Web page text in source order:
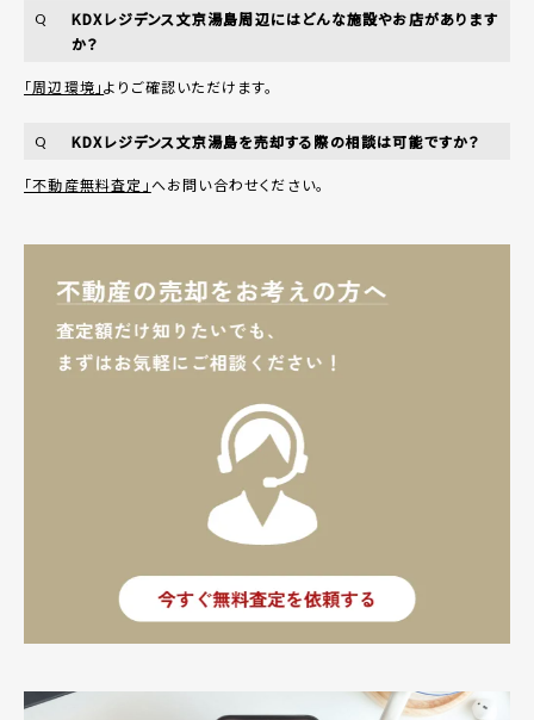
Q
KDXレジデンス文京湯島周辺にはどんな施設やお店があります
か？
「周辺環境」よりご確認いただけます。
Q KDXレジデンス文京湯島を売却する際の相談は可能ですか？
「不動産無料査定」へお問い合わせください。